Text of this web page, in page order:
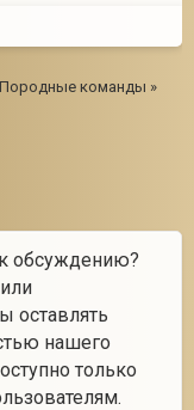
Породные команды »
обсуждению?
оставлять
нашего
только